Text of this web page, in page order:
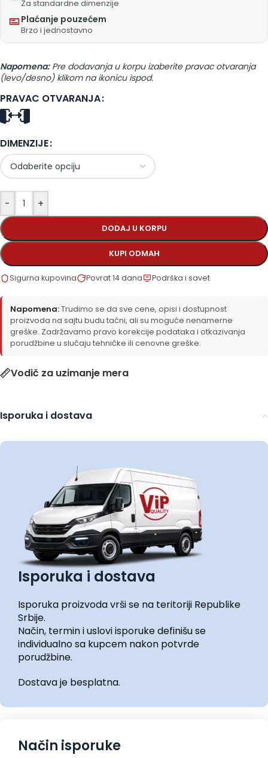
Za standardne dimenzije
Plaćanje pouzećem
Brzo i jednostavno
Napomena:Pre dodavanja u korpu izaberite pravac otvaranja
(levo/desno) klikom na ikonicu ispod.
PRAVAC OTVARANJA
DIMENZIJE
- +
DODAJ U KORPU
KUPI ODMAH
Sigurna kupovina Povrat 14 dana Podrška i savet
Napomena:Trudimo se da sve cene, opisi i dostupnost
proizvoda na sajtu budu tačni, ali su moguće nenamerne
greške. Zadržavamo pravo korekcije podataka i otkazivanja
porudžbine u slučaju tehničke ili cenovne greške.
Vodič za uzimanje mera
Isporuka i dostava
Isporuka i dostava
Isporuka proizvoda vrši se na teritoriji Republike
Srbije.
Način, termin i uslovi isporuke definišu se
individualno sa kupcem nakon potvrde
porudžbine.
Dostava je besplatna.
Način isporuke